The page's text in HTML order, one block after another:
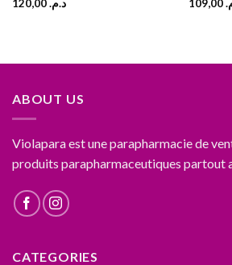
د.م.120,00 109,00
ABOUT US
Violapara est une parapharmacie de
produits parapharmaceutiques partout
CATEGORIES